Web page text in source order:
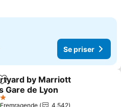
Se priser
Føj til favoritter
by Marriott
Gare de Lyon
Fremragende 4.542